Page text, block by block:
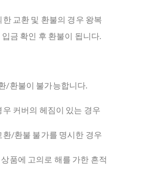
교환 및 환불의 경우 왕복
금 확인 후 환불이 됩니다.
/환불이 불가능합니다.
우 커버의 헤짐이 있는 경우
환/환불 불가를 명시한 경우
품에 고의로 해를 가한 흔적